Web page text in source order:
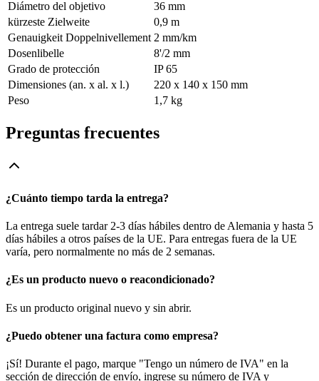
Diámetro del objetivo
36 mm
kürzeste Zielweite
0,9 m
Genauigkeit Doppelnivellement 2 mm/km
Dosenlibelle
8'/2 mm
Grado de protección
IP 65
Dimensiones (an. x al. x l.)
220 x 140 x 150 mm
Peso
1,7 kg
Preguntas frecuentes
¿Cuánto tiempo tarda la entrega?
La entrega suele tardar 2-3 días hábiles dentro de Alemania y hasta 5
días hábiles a otros países de la UE. Para entregas fuera de la UE
varía, pero normalmente no más de 2 semanas.
¿Es un producto nuevo o reacondicionado?
Es un producto original nuevo y sin abrir.
¿Puedo obtener una factura como empresa?
¡Sí! Durante el pago, marque "Tengo un número de IVA" en la
sección de dirección de envío, ingrese su número de IVA y